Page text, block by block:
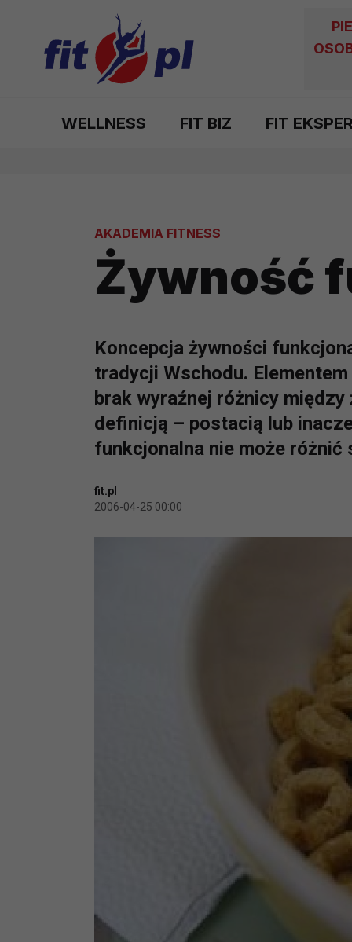
WELLNESS FIT BIZ FIT
AKADEMIA FITNESS
Żywność
Koncepcja żywności
tradycji Wschodu.
brak wyraźnej różnicy
definicją – postacią lub
funkcjonalna nie może różnić
fit.pl
2006-04-25 00:00